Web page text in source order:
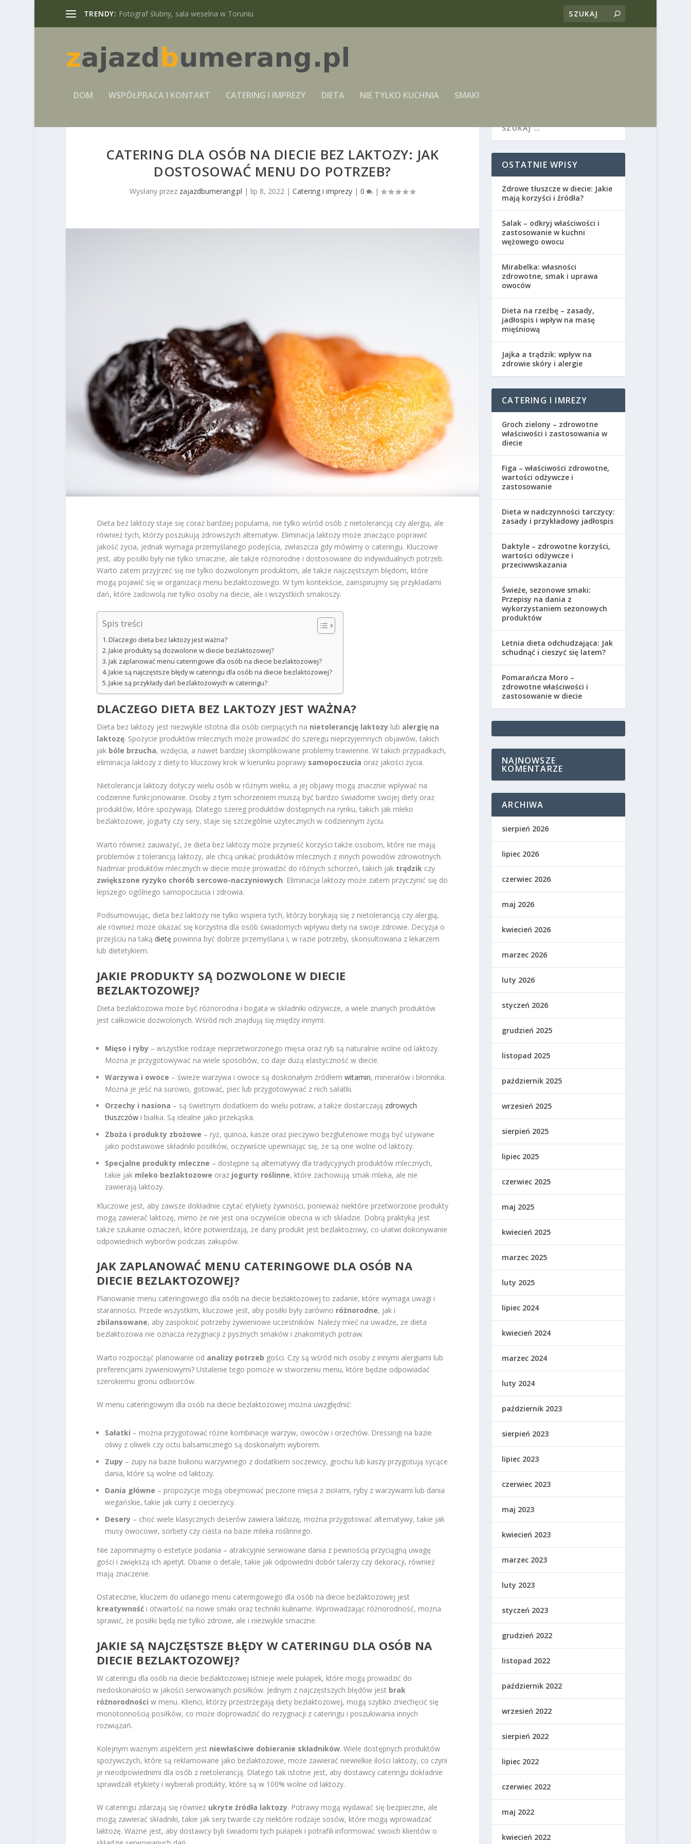
TRENDY: Fotograf ślubny, sala weselna w Toruniu
DOM WSPÓŁPRACA I KONTAKT CATERING I IMPREZY DIETA NIE TYLKO KUCHNIA SMAKI
CATERING DLA OSÓB NA DIECIE BEZ LAKTOZY: JAK
DOSTOSOWAĆ MENU DO POTRZEB?
Wysłany przez zajazdbumerang.pl | lip 8, 2022 |Catering i imprezy |0 |
Dieta bez laktozy staje się coraz bardziej popularna, nie tylko wśród osób z nietolerancją czy alergią, ale
również tych, którzy poszukują zdrowszych alternatyw. Eliminacja laktozy może znacząco poprawić
jakość życia, jednak wymaga przemyślanego podejścia, zwłaszcza gdy mówimy o cateringu. Kluczowe
jest, aby posiłki były nie tylko smaczne, ale także różnorodne i dostosowane do indywidualnych potrzeb.
Warto zatem przyjrzeć się nie tylko dozwolonym produktom, ale także najczęstszym błędom, które
mogą pojawić się w organizacji menu bezlaktozowego. W tym kontekście, zainspirujmy się przykładami
dań, które zadowolą nie tylko osoby na diecie, ale i wszystkich smakoszy.
Spis treści
Dlaczego dieta bez laktozy jest ważna?
Jakie produkty są dozwolone w diecie bezlaktozowej?
Jak zaplanować menu cateringowe dla osób na diecie bezlaktozowej?
Jakie są najczęstsze błędy w cateringu dla osób na diecie bezlaktozowej?
Jakie są przykłady dań bezlaktozowych w cateringu?
DLACZEGO DIETA BEZ LAKTOZY JEST WAŻNA?
Dieta bez laktozy jest niezwykle istotna dla osób cierpiących na nietolerancję laktozylub alergię na
laktozę. Spożycie produktów mlecznych może prowadzić do szeregu nieprzyjemnych objawów, takich
jak bóle brzucha, wzdęcia, a nawet bardziej skomplikowane problemy trawienne. W takich przypadkach,
eliminacja laktozy z diety to kluczowy krok w kierunku poprawy samopoczucia oraz jakości życia.
Nietolerancja laktozy dotyczy wielu osób w różnym wieku, a jej objawy mogą znacznie wpływać na
codzienne funkcjonowanie. Osoby z tym schorzeniem muszą być bardzo świadome swojej diety oraz
produktów, które spożywają. Dlatego szereg produktów dostępnych na rynku, takich jak mleko
bezlaktozowe, jogurty czy sery, staje się szczególnie użytecznych w codziennym życiu.
Warto również zauważyć, że dieta bez laktozy może przynieść korzyści także osobom, które nie mają
problemów z tolerancją laktozy, ale chcą unikać produktów mlecznych z innych powodów zdrowotnych.
Nadmiar produktów mlecznych w diecie może prowadzić do różnych schorzeń, takich jak trądzikczy
zwiększone ryzyko chorób sercowo-naczyniowych. Eliminacja laktozy może zatem przyczynić się do
lepszego ogólnego samopoczucia i zdrowia.
Podsumowując, dieta bez laktozy nie tylko wspiera tych, którzy borykają się z nietolerancją czy alergią,
ale również może okazać się korzystna dla osób świadomych wpływu diety na swoje zdrowie. Decyzja o
przejściu na taką dietę powinna być dobrze przemyślana i, w razie potrzeby, skonsultowana z lekarzem
lub dietetykiem.
JAKIE PRODUKTY SĄ DOZWOLONE W DIECIE
BEZLAKTOZOWEJ?
Dieta bezlaktozowa może być różnorodna i bogata w składniki odżywcze, a wiele znanych produktów
jest całkowicie dozwolonych. Wśród nich znajdują się między innymi:
Mięso i ryby– wszystkie rodzaje nieprzetworzonego mięsa oraz ryb są naturalnie wolne od laktozy.
Można je przygotowywać na wiele sposobów, co daje dużą elastyczność w diecie.
Warzywa i owoce – świeże warzywa i owoce są doskonałym źródłem witamin, minerałów i błonnika.
Można je jeść na surowo, gotować, piec lub przygotowywać z nich sałatki.
Orzechy i nasiona – są świetnym dodatkiem do wielu potraw, a także dostarczają zdrowych
tłuszczówi białka. Są idealne jako przekąska.
Zboża i produkty zbożowe – ryż, quinoa, kasze oraz pieczywo bezglutenowe mogą być używane
jako podstawowe składniki posiłków, oczywiście upewniając się, że są one wolne od laktozy.
Specjalne produkty mleczne – dostępne są alternatywy dla tradycyjnych produktów mlecznych,
takie jak mleko bezlaktozowe oraz jogurty roślinne, które zachowują smak mleka, ale nie
zawierają laktozy.
Kluczowe jest, aby zawsze dokładnie czytać etykiety żywności, ponieważ niektóre przetworzone produkty
mogą zawierać laktozę, mimo że nie jest ona oczywiście obecna w ich składzie. Dobrą praktyką jest
także szukanie oznaczeń, które potwierdzają, że dany produkt jest bezlaktozowy, co ułatwi dokonywanie
odpowiednich wyborów podczas zakupów.
JAK ZAPLANOWAĆ MENU CATERINGOWE DLA OSÓB NA
DIECIE BEZLAKTOZOWEJ?
Planowanie menu cateringowego dla osób na diecie bezlaktozowej to zadanie, które wymaga uwagi i
staranności. Przede wszystkim, kluczowe jest, aby posiłki były zarówno różnorodne, jak i
zbilansowane, aby zaspokoić potrzeby żywieniowe uczestników. Należy mieć na uwadze, że dieta
bezlaktozowa nie oznacza rezygnacji z pysznych smaków i znakomitych potraw.
Warto rozpocząć planowanie od analizy potrzeb gości. Czy są wśród nich osoby z innymi alergiami lub
preferencjami żywieniowymi? Ustalenie tego pomoże w stworzeniu menu, które będzie odpowiadać
szerokiemu gronu odbiorców.
W menu cateringowym dla osób na diecie bezlaktozowej można uwzględnić:
Sałatki – można przygotować różne kombinacje warzyw, owoców i orzechów. Dressingi na bazie
oliwy z oliwek czy octu balsamicznego są doskonałym wyborem.
Zupy– zupy na bazie bulionu warzywnego z dodatkiem soczewicy, grochu lub kaszy przygotują sycące
dania, które są wolne od laktozy.
Dania główne – propozycje mogą obejmować pieczone mięsa z ziołami, ryby z warzywami lub dania
wegańskie, takie jak curry z ciecierzycy.
Desery– choć wiele klasycznych deserów zawiera laktozę, można przygotować alternatywy, takie jak
musy owocowe, sorbety czy ciasta na bazie mleka roślinnego.
Nie zapominajmy o estetyce podania – atrakcyjnie serwowane dania z pewnością przyciągną uwagę
gości i zwiększą ich apetyt. Dbanie o detale, takie jak odpowiedni dobór talerzy czy dekoracji, również
mają znaczenie.
Ostatecznie, kluczem do udanego menu cateringowego dla osób na diecie bezlaktozowej jest
kreatywnośći otwartość na nowe smaki oraz techniki kulinarne. Wprowadzając różnorodność, można
sprawić, że posiłki będą nie tylko zdrowe, ale i niezwykle smaczne.
JAKIE SĄ NAJCZĘSTSZE BŁĘDY W CATERINGU DLA OSÓB NA
DIECIE BEZLAKTOZOWEJ?
W cateringu dla osób na diecie bezlaktozowej istnieje wiele pułapek, które mogą prowadzić do
niedoskonałości w jakości serwowanych posiłków. Jednym z najczęstszych błędów jest brak
różnorodności w menu. Klienci, którzy przestrzegają diety bezlaktozowej, mogą szybko zniechęcić się
monotonnością posiłków, co może doprowadzić do rezygnacji z cateringu i poszukiwania innych
rozwiązań.
Kolejnym ważnym aspektem jest niewłaściwe dobieranie składników. Wiele dostępnych produktów
spożywczych, które są reklamowane jako bezlaktozowe, może zawierać niewielkie ilości laktozy, co czyni
je nieodpowiednimi dla osób z nietolerancją. Dlatego tak istotne jest, aby dostawcy cateringu dokładnie
sprawdzali etykiety i wybierali produkty, które są w 100% wolne od laktozy.
W cateringu zdarzają się również ukryte źródła laktozy. Potrawy mogą wydawać się bezpieczne, ale
mogą zawierać składniki, takie jak sery twarde czy niektóre rodzaje sosów, które mogą wprowadzać
laktozę. Ważne jest, aby dostawcy byli świadomi tych pułapek i potrafili informować swoich klientów o
OSTATNIE WPISY
Zdrowe tłuszcze w diecie: Jakie
mają korzyści i źródła?
Salak – odkryj właściwości i
zastosowanie w kuchni
wężowego owocu
Mirabelka: własności
zdrowotne, smak i uprawa
owoców
Dieta na rzeźbę – zasady,
jadłospis i wpływ na masę
mięśniową
Jajka a trądzik: wpływ na
zdrowie skóry i alergie
CATERING I IMREZY
Groch zielony – zdrowotne
właściwości i zastosowania w
diecie
Figa – właściwości zdrowotne,
wartości odżywcze i
zastosowanie
Dieta w nadczynności tarczycy:
zasady i przykładowy jadłospis
Daktyle – zdrowotne korzyści,
wartości odżywcze i
przeciwwskazania
Świeże, sezonowe smaki:
Przepisy na dania z
wykorzystaniem sezonowych
produktów
Letnia dieta odchudzająca: Jak
schudnąć i cieszyć się latem?
Pomarańcza Moro –
zdrowotne właściwości i
zastosowanie w diecie
NAJNOWSZE
KOMENTARZE
ARCHIWA
sierpień 2026
lipiec 2026
czerwiec 2026
maj 2026
kwiecień 2026
marzec 2026
luty 2026
styczeń 2026
grudzień 2025
listopad 2025
październik 2025
wrzesień 2025
sierpień 2025
lipiec 2025
czerwiec 2025
maj 2025
kwiecień 2025
marzec 2025
luty 2025
lipiec 2024
kwiecień 2024
marzec 2024
luty 2024
październik 2023
sierpień 2023
lipiec 2023
czerwiec 2023
maj 2023
kwiecień 2023
marzec 2023
luty 2023
styczeń 2023
grudzień 2022
listopad 2022
październik 2022
wrzesień 2022
sierpień 2022
lipiec 2022
czerwiec 2022
maj 2022
kwiecień 2022